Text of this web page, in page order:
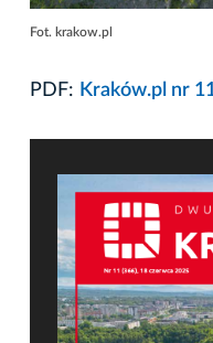
Fot. krakow.pl
PDF: Kraków.pl nr